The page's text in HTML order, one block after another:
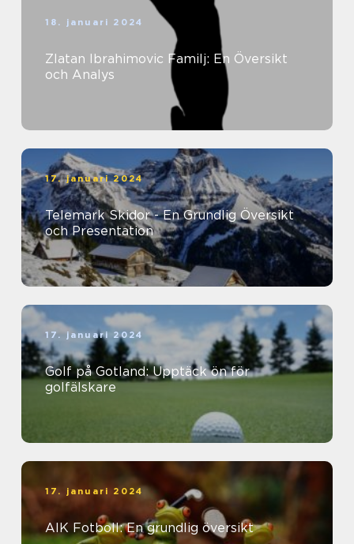
18. januari 2024
Zlatan Ibrahimovic Familj: En Översikt
och Analys
17. januari 2024
Telemark Skidor - En Grundlig Översikt
och Presentation
17. januari 2024
Golf på Gotland: Upptäck ön för
golfälskare
17. januari 2024
AIK Fotboll: En grundlig översikt